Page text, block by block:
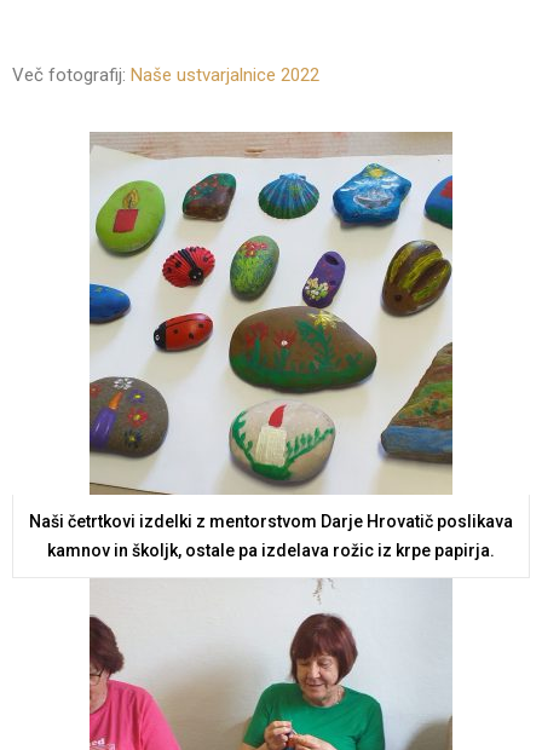
Več fotografij: Naše ustvarjalnice 2022
Naši četrtkovi izdelki z mentorstvom Darje Hrovatič poslikava
kamnov in školjk, ostale pa izdelava rožic iz krpe papirja.